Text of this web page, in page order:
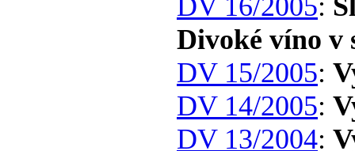
Divoké víno v
DV 15/2005:
DV 14/2005:
DV 13/2004: